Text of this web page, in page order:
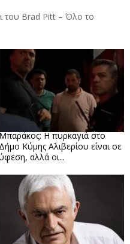
του Brad Pitt – Όλο το
Η πυρκαγιά στο
Δήμο Κύμης Αλιβερίου είναι σε
αλλά οι...